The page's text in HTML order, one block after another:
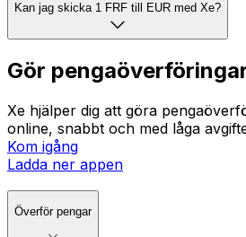
Kan jag skicka 1 FRF till EUR med Xe?
Gör
Xe hjälper dig att göra
online, snabbt och med låga
Kom igång
Ladda ner appen
Överför pengar